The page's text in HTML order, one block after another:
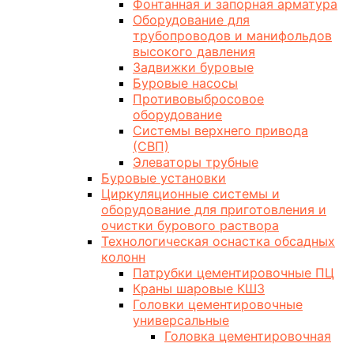
Фонтанная и запорная арматура
Оборудование для
трубопроводов и манифольдов
высокого давления
Задвижки буровые
Буровые насосы
Противовыбросовое
оборудование
Системы верхнего привода
(СВП)
Элеваторы трубные
Буровые установки
Циркуляционные системы и
оборудование для приготовления и
очистки бурового раствора
Технологическая оснастка обсадных
колонн
Патрубки цементировочные ПЦ
Краны шаровые КШЗ
Головки цементировочные
универсальные
Головка цементировочная